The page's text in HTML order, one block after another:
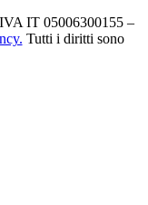
IT 05006300155 –
Tutti i diritti sono